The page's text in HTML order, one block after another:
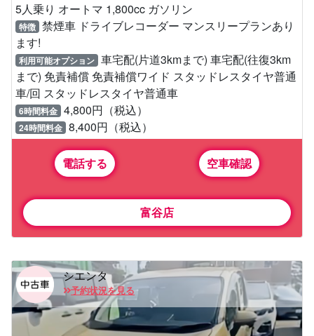
5人乗り オートマ 1,800cc ガソリン
特徴 禁煙車 ドライブレコーダー マンスリープランあり
ます!
利用可能オプション 車宅配(片道3kmまで) 車宅配(往復3km
まで) 免責補償 免責補償ワイド スタッドレスタイヤ普通
車/回 スタッドレスタイヤ普通車
6時間料金 4,800円（税込）
24時間料金 8,400円（税込）
電話する 空車確認
富谷店
シエンタ
予約状況を見る